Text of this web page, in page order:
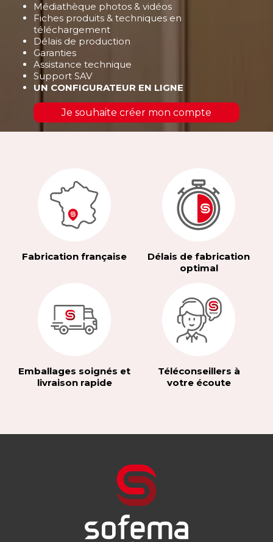
Médiathèque photos & vidéos
Fiches produits & techniques en
téléchargement
Délais de production
Garanties
Assistance technique
Support SAV
UN CONFIGURATEUR EN LIGNE
Je souhaite créer mon compte
Fabrication française
Délais de fabrication
optimal
Emballages soignés et
livraison rapide
Téléconseillers à
votre écoute